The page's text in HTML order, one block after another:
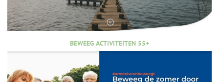
BEWEEG ACTIVITEITEN 55+